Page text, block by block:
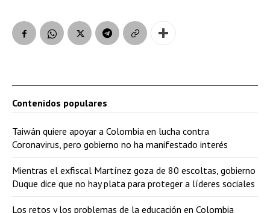
Contenidos populares
Taiwán quiere apoyar a Colombia en lucha contra
Coronavirus, pero gobierno no ha manifestado interés
Mientras el exfiscal Martínez goza de 80 escoltas, gobierno
Duque dice que no hay plata para proteger a líderes sociales
Los retos y los problemas de la educación en Colombia